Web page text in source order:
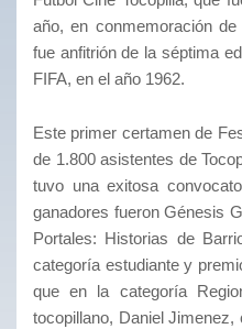
año, en conmemoración
fue anfitrión de la séptima
FIFA, en el año 1962.
Este primer certamen de
de 1.800 asistentes de
tuvo una exitosa
ganadores fueron Génesis
Portales: Historias de
categoría estudiante y
que en la categoría
tocopillano, Daniel Jimenez,